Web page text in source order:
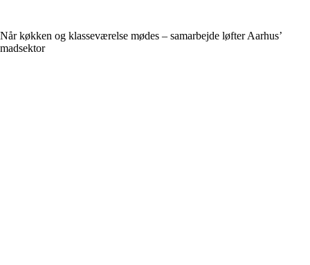
Når køkken og klasseværelse mødes – samarbejde løfter Aarhus’
madsektor